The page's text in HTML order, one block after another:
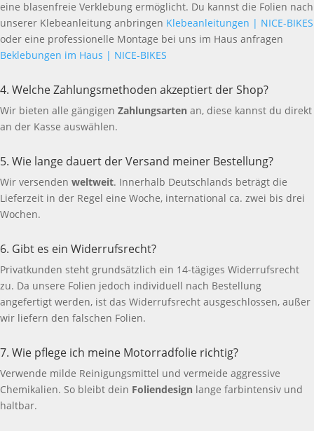
eine blasenfreie Verklebung ermöglicht. Du kannst die Folien nach
unserer Klebeanleitung anbringen Klebeanleitungen | NICE-BIKES
oder eine professionelle Montage bei uns im Haus anfragen
Beklebungen im Haus | NICE-BIKES
4. Welche Zahlungsmethoden akzeptiert der Shop?
Wir bieten alle gängigen Zahlungsarten an, diese kannst du direkt
an der Kasse auswählen.
5. Wie lange dauert der Versand meiner Bestellung?
Wir versenden weltweit. Innerhalb Deutschlands beträgt die
Lieferzeit in der Regel eine Woche, international ca. zwei bis drei
Wochen.
6. Gibt es ein Widerrufsrecht?
Privatkunden steht grundsätzlich ein 14-tägiges Widerrufsrecht
zu. Da unsere Folien jedoch individuell nach Bestellung
angefertigt werden, ist das Widerrufsrecht ausgeschlossen, außer
wir liefern den falschen Folien.
7. Wie pflege ich meine Motorradfolie richtig?
Verwende milde Reinigungsmittel und vermeide aggressive
Chemikalien. So bleibt dein Foliendesign lange farbintensiv und
haltbar.